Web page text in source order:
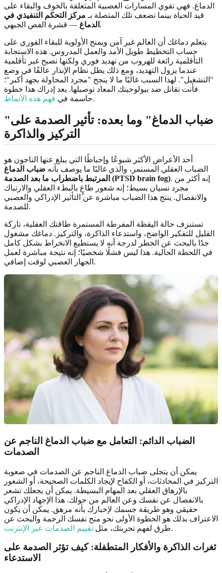
الدماغ. فهي تقوي المسارات العصبية المتعلقة بالخوف والبقاء على
قيد الحياة بينما تضعف تلك المتصلة بـ مركز التحكم التنفيذي في
الدماغ — قشرة الفص الجبهي.
يتعلم دماغك أن العالم غير آمن ويمنح الأولوية للبقاء الفوري على
حساب التخطيط طويل الأمد والعمل المدروس. هذه الاستجابة
التأقلمية رائعة للهروب من تهديد فوري ولكنها تصبح غير تأقلمية
عندما يزول التهديد، ومع ذلك يظل نظام الإنذار عالقًا في وضع
"التشغيل". لهذا السبب غالبًا ما لا ينجح "مجرد المحاولة بجهد أكبر"؛
فأنت تقاتل ضد بيولوجيتك المعاد توصيلها. يعد إدراك هذا خطوة
حاسمة في فهم هذه الأنماط .
"ضباب الدماغ" وما بعده: تأثير الصدمة على
التركيز والذاكرة
أحد الأعراض الأكثر شيوعًا وإحباطًا التي يبلغ عنها الناجون هو
الضباب العقلي المستمر، والذي غالبًا ما يوصف بأنه ضباب الدماغ
المرتبط باضطراب ما بعد الصدمة (PTSD brain fog). إنه أكثر من
مجرد نسيان بسيط؛ إنه شعور طاغٍ بالبطء العقلي والارتباك
والانفصال. ينتج هذا الضباب مباشرة عن التأثير الإدراكي والعصبي
للصدمة.
تستنزف حالة اليقظة المفرطة المستمرة طاقتك العقلية، تاركة
القليل للتفكير الواضح، واستدعاء الذاكرة، والتركيز. دماغك مشغول
جدًا بالبحث عن الخطر لدرجة أنه لا يستطيع الانخراط بشكل كامل
في اللحظة الحالية. هذا ليس فشلًا شخصيًا؛ إنه نتيجة مباشرة لعمل
الجهاز العصبي لوقت إضافي.
الضباب الدائم: التعامل مع ضباب الدماغ الناجم عن
الصدمات
يمكن أن يتجلى ضباب الدماغ الناجم عن الصدمات في صعوبة
التركيز في المحادثات، أو الكفاح لإيجاد الكلمات الصحيحة، أو الشعور
بالإرهاق العقلي بعد المهام البسيطة. يمكن أن يجعلك تشعر
بالانفصال عن نفسك وعن العالم من حولك. هذا الإجهاد الإدراكي
حقيقي وهو طريقة جسمك لإخبارك بأنه مرهق. يمكن أن يكون
الاعتراف بذلك هو الخطوة الأولى نحو منح نفسك الرحمة والبحث عن
طرق لفهم تجربتك، مثل تقييم الصدمات عبر الإنترنت .
ثغرات الذاكرة والأفكار المتطفلة: كيف تؤثر الصدمة على
الاستدعاء